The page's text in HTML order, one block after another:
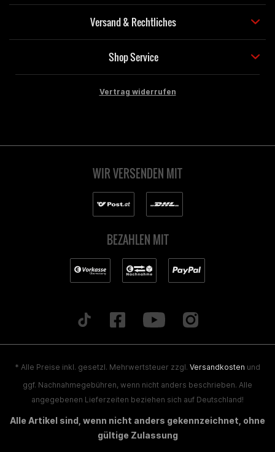
Versand & Rechtliches
Shop Service
Vertrag widerrufen
WIR VERSENDEN MIT
BEZAHLEN MIT
* Alle Preise inkl. gesetzl. Mehrwertsteuer zzgl. Versandkosten und
ggf. Nachnahmegebühren, wenn nicht anders beschrieben. Alle
angegebenen Lieferzeiten beziehen sich auf Deutschland!
Alle Artikel sind, wenn nicht anders gekennzeichnet, ohne
gültige Zulassung